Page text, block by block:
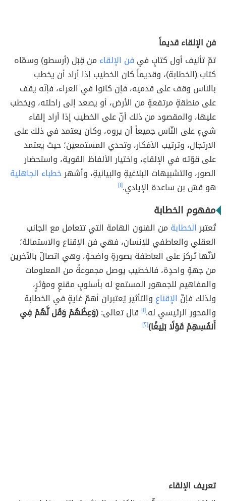
فن الإلقاء قديماً
تمّ تأليف أول كتابٍ في فن الإلقاء من قِبَل (أرسطو) وسمّاه
كتاب (الخطابة)، وقديماً كان الخطيب إذا أراد أن يخطب
بالناس وقف على قدميه، فإن كانوا في العراء، فإنّه يقف
على منطقةٍ مرتفعةٍ من الأرض، أو يصعد إلى راحلته، ويخطب
عليها، والمقصود من ذلك أنّ على الخطيب إذا أراد إلقاء
شيءٍ على النّاس جميعاً أن يروه، وكان يعتمد في ذلك على
الارتجال، وترتيب الأفكار، وتحدي المستمعين؛ حيث يعتمد
على قوّته في الإلقاءِ، واختيار الألفاظ القوية، واستحضار
الصور، والتشبيهات البلاغيةِ والبيانيةِ، وأشهرخطباء الجاهلية
هو قسّ بن ساعدة الإيادي.[١]
مفهوم الخطابة
تُعتبرالخطابة من الفنون الهامة التي تتعامل مع الجانب
العقلي والعاطفي للإنسان، فهي فن الإقناع والاستمالة؛
لأنّها تُركز على العاطفة بصورةٍ واضحةٍ، وهي اتصالٌ بالآخرين
من جهةٍ واحدٍة، فالخطيب يوصل مجموعةً من المعلومات
والمفاهيم للجمهور المستمع له بأسلوبٍ مقنعٍ ومؤثرٍ،
ولذلك فإنّ الإقناع والتأثير يُعتبران أهمّ غايةٍ في الخطابة
والمحور الرئيسي له.[١] قال تعالى:(وَعِظْهُمْ وَقُل لَّهُمْ فِي
أَنفُسِهِمْ قَوْلًا بَلِيغًا)[٢]
تعريف الإلقاء